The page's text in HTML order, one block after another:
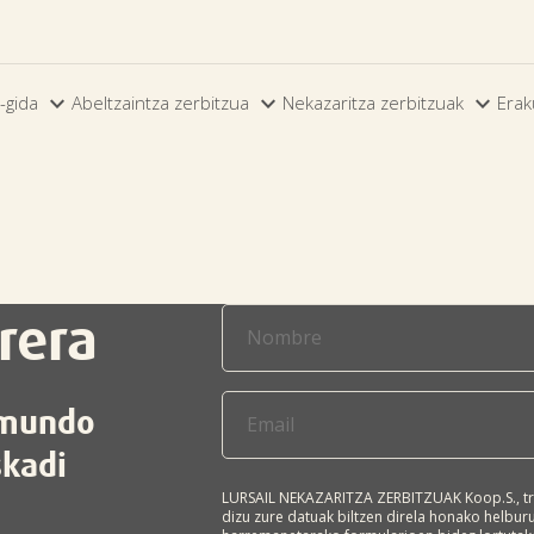
 Abeltzaintza zerbitzua  Nekazaritza zerbitzuak 
LURSAIL NEKAZARITZA ZERBITZUAK
dizu zure datuak biltzen direla honako